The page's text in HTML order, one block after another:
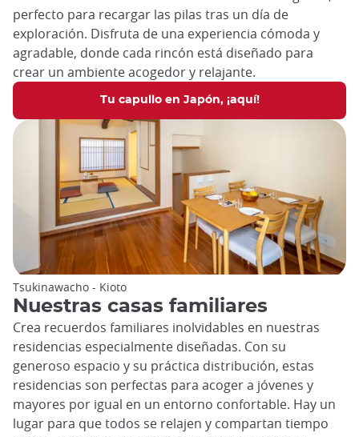
perfecto para recargar las pilas tras un día de
exploración. Disfruta de una experiencia cómoda y
agradable, donde cada rincón está diseñado para
crear un ambiente acogedor y relajante.
Tu capullo en Japón, ¡aquí!
Nuestras casas familiares
Crea recuerdos familiares inolvidables en nuestras
residencias especialmente diseñadas. Con su
generoso espacio y su práctica distribución, estas
residencias son perfectas para acoger a jóvenes y
mayores por igual en un entorno confortable. Hay un
lugar para que todos se relajen y compartan tiempo
Tsukinawacho - Kioto